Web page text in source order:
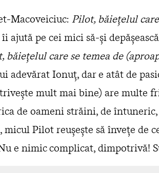
Macoveiciuc: Pilot, băieţelul
îi ajută pe cei mici să-și
băieţelul care se temea de
adevărat Ionuț, dar e atât de
mult mai bine) are multe
de oameni străini, de
Pilot reușește să învețe de
e nimic complicat, dimpotrivă!